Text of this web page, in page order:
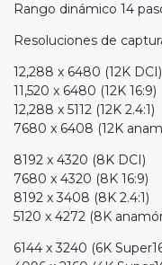
Rango dinámico 14
Resoluciones de
12,288 x 6480 (12K DCI)
11,520 x 6480 (12K 16:9)
12,288 x 5112 (12K 2.4:1)
7680 x 6408 (12K
8192 x 4320 (8K DCI)
7680 x 4320 (8K 16:9)
8192 x 3408 (8K 2.4:1)
5120 x 4272 (8K
6144 x 3240 (6K